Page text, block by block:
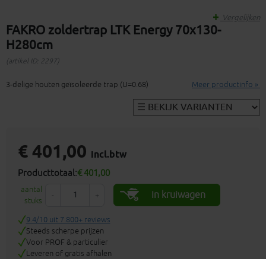
FAKRO zoldertrap LTK Energy 70x130-
H280cm
(artikel ID: 2297)
Vergelijken
3-delige houten geïsoleerde trap (U=0.68) Meer productinfo »
€ 401,00 incl.btw
Producttotaal:€ 401,00
aantal
stuks
- + In kruiwagen
9.4/10 uit 7.800+ reviews
Steeds scherpe prijzen
Voor PROF & particulier
Leveren of gratis afhalen